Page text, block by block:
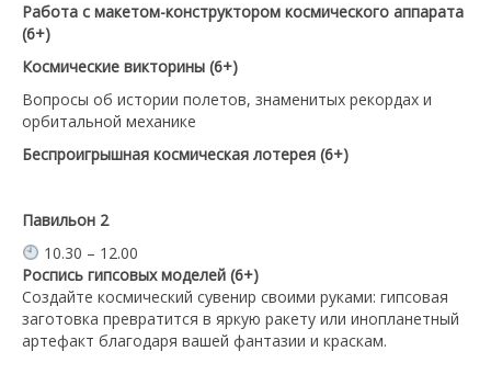
Работа с макетом-конструктором космического аппарата
(6+)
Космические викторины (6+)
Вопросы об истории полетов, знаменитых рекордах и
орбитальной механике
Беспроигрышная космическая лотерея (6+)
Павильон 2
10.30 – 12.00
Роспись гипсовых моделей (6+)
Создайте космический сувенир своими руками: гипсовая
заготовка превратится в яркую ракету или инопланетный
артефакт благодаря вашей фантазии и краскам.